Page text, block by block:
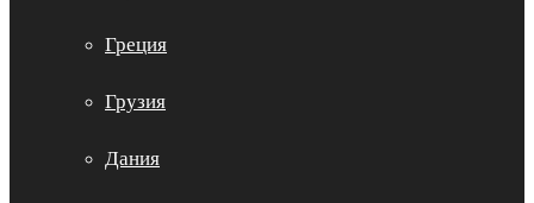
Греция
Грузия
Дания